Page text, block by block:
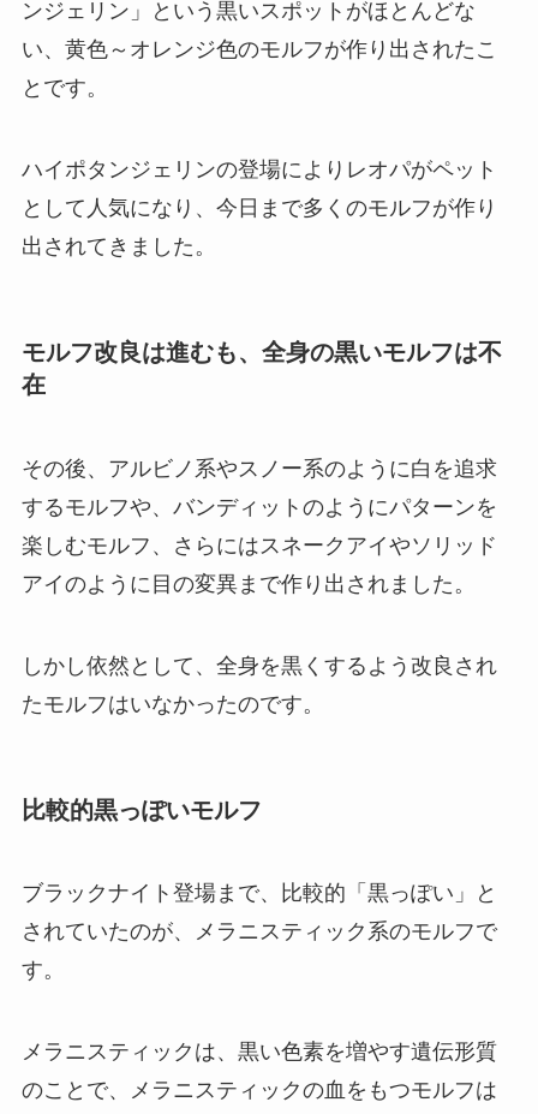
ンジェリン」という黒いスポットがほとんどな
い、黄色～オレンジ色のモルフが作り出されたこ
とです。
ハイポタンジェリンの登場によりレオパがペット
として人気になり、今日まで多くのモルフが作り
出されてきました。
モルフ改良は進むも、全身の黒いモルフは不
在
その後、アルビノ系やスノー系のように白を追求
するモルフや、バンディットのようにパターンを
楽しむモルフ、さらにはスネークアイやソリッド
アイのように目の変異まで作り出されました。
しかし依然として、全身を黒くするよう改良され
たモルフはいなかったのです。
比較的黒っぽいモルフ
ブラックナイト登場まで、比較的「黒っぽい」と
されていたのが、メラニスティック系のモルフで
す。
メラニスティックは、黒い色素を増やす遺伝形質
のことで、メラニスティックの血をもつモルフは